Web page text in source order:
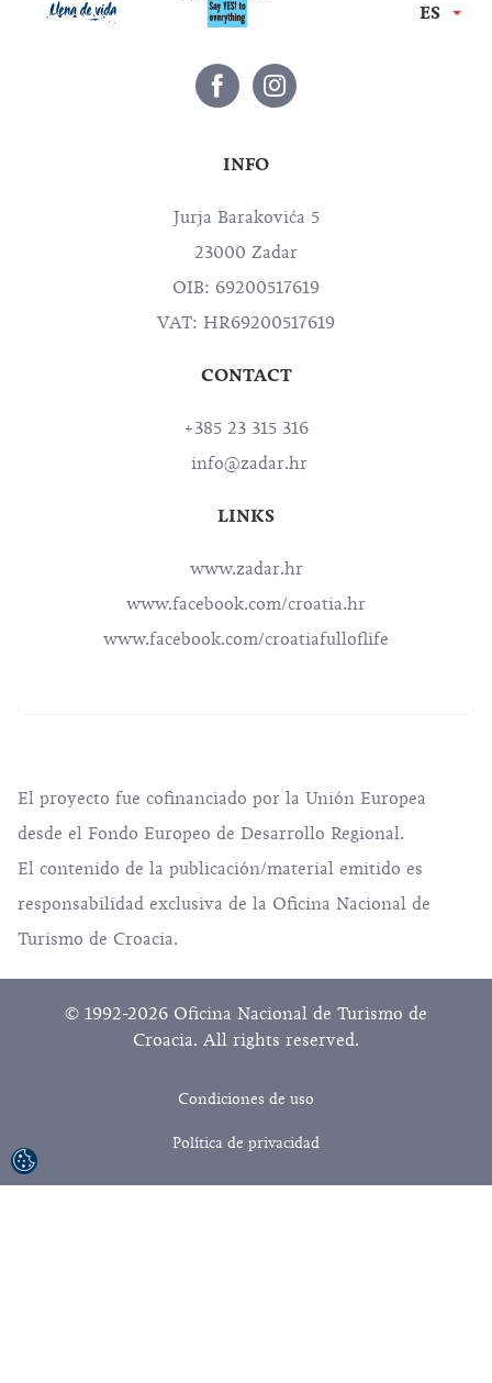
ES
INFO
Jurja Barakovića 5
23000 Zadar
OIB: 69200517619
VAT: HR69200517619
CONTACT
+385 23 315 316
info@zadar.hr
LINKS
www.zadar.hr
www.facebook.com/croatia.hr
www.facebook.com/croatiafulloflife
El proyecto fue cofinanciado por la Unión Europea
desde el Fondo Europeo de Desarrollo Regional.
El contenido de la publicación/material emitido es
responsabilidad exclusiva de la Oficina Nacional de
Turismo de Croacia.
© 1992-2026 Oficina Nacional de Turismo de
Croacia. All rights reserved.
Condiciones de uso
Política de privacidad